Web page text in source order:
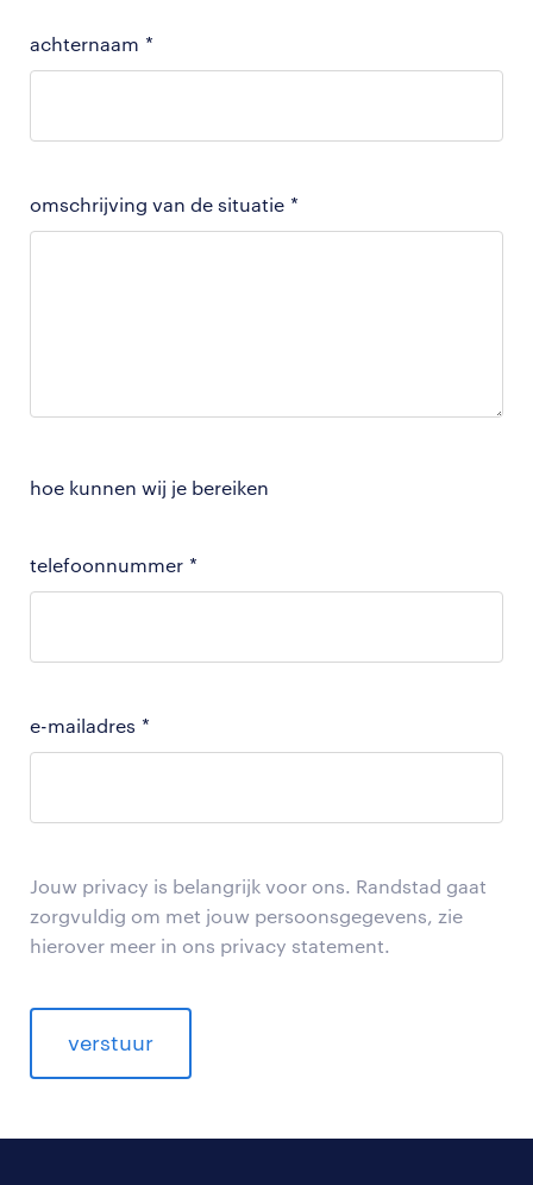
achternaam *
omschrijving van de situatie *
hoe kunnen wij je bereiken
telefoonnummer *
e-mailadres *
Jouw privacy is belangrijk voor ons. Randstad gaat
zorgvuldig om met jouw persoonsgegevens, zie
hierover meer in ons privacy statement.
verstuur